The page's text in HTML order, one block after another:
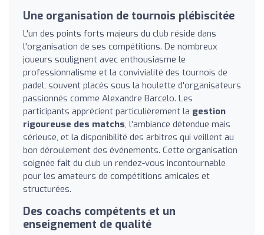
Une organisation de tournois plébiscitée
L'un des points forts majeurs du club réside dans
l'organisation de ses compétitions. De nombreux
joueurs soulignent avec enthousiasme le
professionnalisme et la convivialité des tournois de
padel, souvent placés sous la houlette d'organisateurs
passionnés comme Alexandre Barcelo. Les
participants apprécient particulièrement la gestion
rigoureuse des matchs, l'ambiance détendue mais
sérieuse, et la disponibilité des arbitres qui veillent au
bon déroulement des événements. Cette organisation
soignée fait du club un rendez-vous incontournable
pour les amateurs de compétitions amicales et
structurées.
Des coachs compétents et un
enseignement de qualité